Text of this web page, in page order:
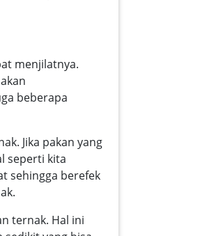
menjilatnya.
beberapa
Jika pakan yang
seperti kita
sehingga berefek
ternak. Hal ini